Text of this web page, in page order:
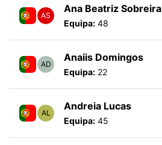
AS
Ana Beatriz Sobreira
Equipa: 48
AD
Anaiis Domingos
Equipa: 22
AL
Andreia Lucas
Equipa: 45